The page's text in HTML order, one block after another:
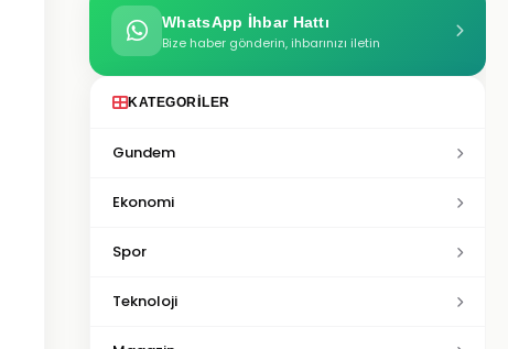
WhatsApp İhbar Hattı
Bize haber gönderin, ihbarınızı iletin
KATEGORILER
Gundem
Ekonomi
Spor
Teknoloji